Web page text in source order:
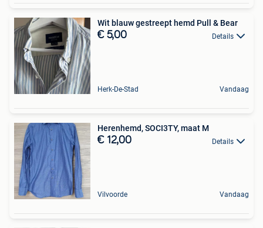
Wit blauw gestreept hemd Pull & Bear
€ 5,00 Details
Herk-De-Stad Vandaag
Herenhemd, SOCI3TY, maat M
€ 12,00 Details
Vilvoorde Vandaag